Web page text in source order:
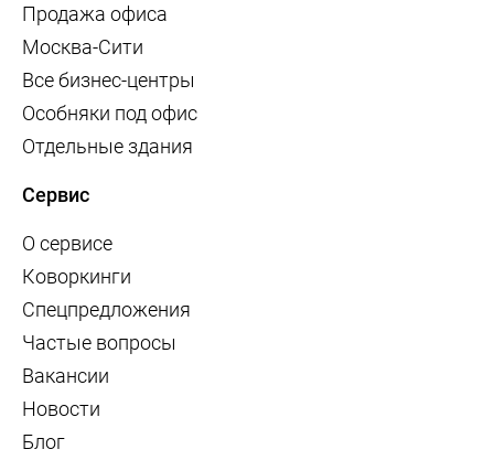
Продажа офиса
Москва-Сити
Все бизнес-центры
Особняки под офис
Отдельные здания
Сервис
О сервисе
Коворкинги
Спецпредложения
Частые вопросы
Вакансии
Новости
Блог